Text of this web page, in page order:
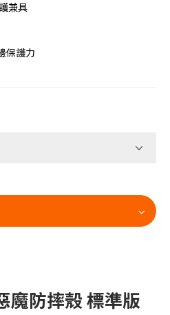
兼具
保護力
魔防摔殼 標準版